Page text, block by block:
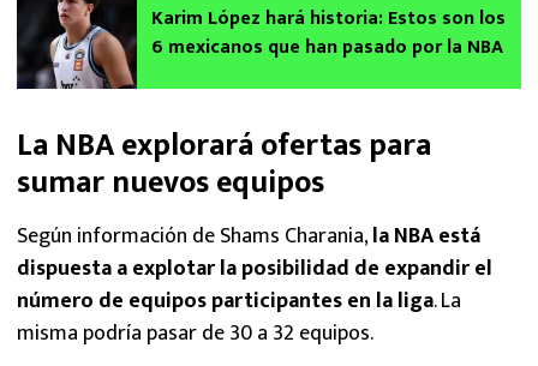
Karim López hará historia: Estos son los
6 mexicanos que han pasado por la NBA
La NBA explorará ofertas para
sumar nuevos equipos
Según información de Shams Charania,la NBA está
dispuesta a explotar la posibilidad de expandir el
número de equipos participantes en la liga. La
misma podría pasar de 30 a 32 equipos.